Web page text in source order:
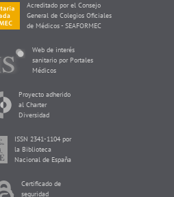
Acreditado por el Consejo
General de Colegios Oficiales
de Médicos - SEAFORMEC
Web de interés
sanitario por Portales
Médicos
Proyecto adherido
al Charter
Diversidad
ISSN 2341-1104 por
la Biblioteca
Nacional de España
Certificado de
seguridad